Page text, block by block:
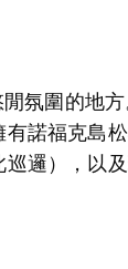
氛圍的地
諾福克島
邏），以